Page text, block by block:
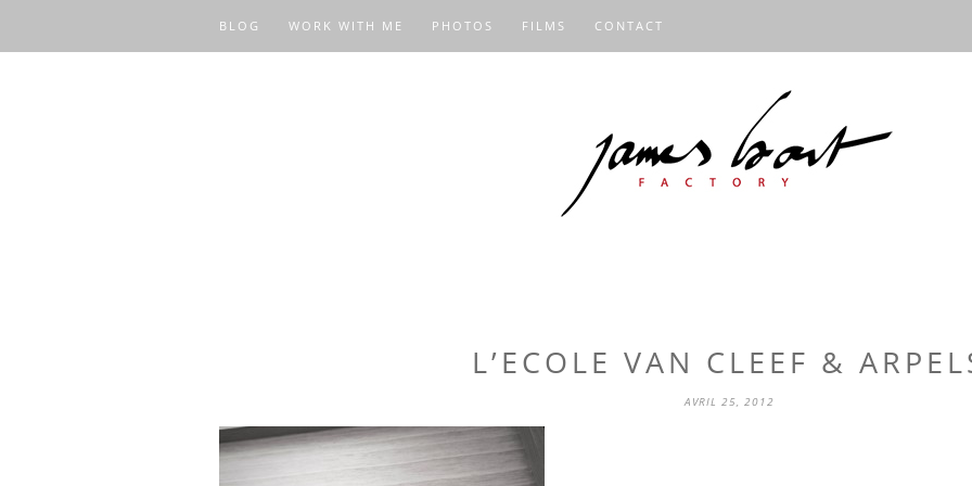
BLOG WORK WITH ME PHOTOS FILMS CONTACT
L’ECOLE VAN CLEEF &
AVRIL 25, 2012